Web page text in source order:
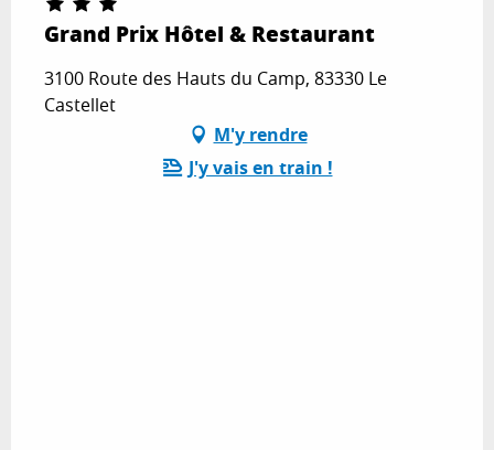
Grand Prix Hôtel & Restaurant
3100 Route des Hauts du Camp, 83330 Le
Castellet
M'y rendre
J'y vais en train !